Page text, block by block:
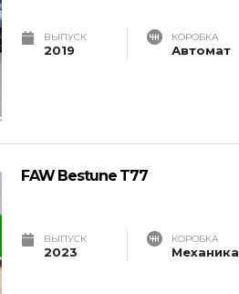
ВЫПУСК
2019
КОРОБКА
Автомат
FAW Bestune T77
ВЫПУСК
2023
КОРОБКА
Механика